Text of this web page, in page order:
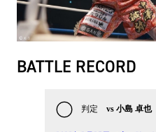
BATTLE RECORD
判定 vs 小島 卓也